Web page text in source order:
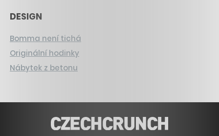
DESIGN
Bomma není tichá
Originální hodinky
Nábytek z betonu